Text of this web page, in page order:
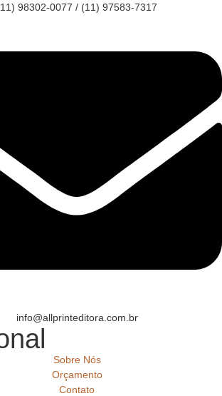
98302-0077 / (11) 97583-7317
info@allprinteditora.com.br
Sobre Nós
Orçamento
Contato